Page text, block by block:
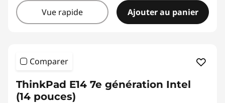
Vue rapide Ajouter au panier
Comparer
ThinkPad E14 7e génération Intel
(14 pouces)